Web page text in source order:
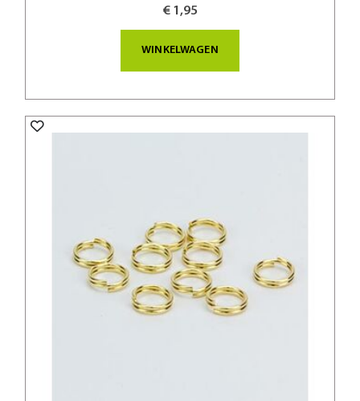
€ 1,95
WINKELWAGEN